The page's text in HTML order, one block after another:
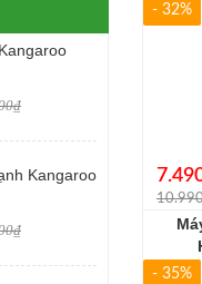
- 32%
- 35%
Kangaroo